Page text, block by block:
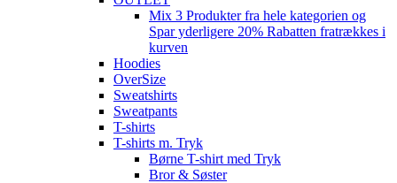
Mix 3 Produkter fra hele kategorien og
Spar yderligere 20% Rabatten fratrækkes i
kurven
Hoodies
OverSize
Sweatshirts
Sweatpants
T-shirts
T-shirts m. Tryk
Børne T-shirt med Tryk
Bror & Søster